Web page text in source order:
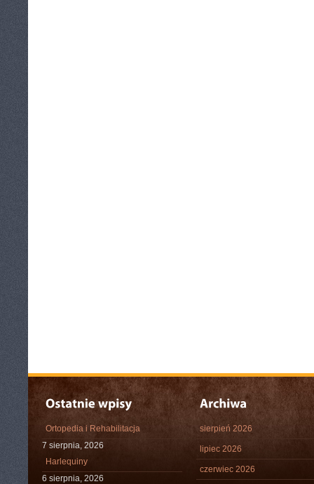
Ortopedia i Rehabilitacja
7 sierpnia, 2026
Harlequiny
6 sierpnia, 2026
sierpień 2026
lipiec 2026
czerwiec 2026